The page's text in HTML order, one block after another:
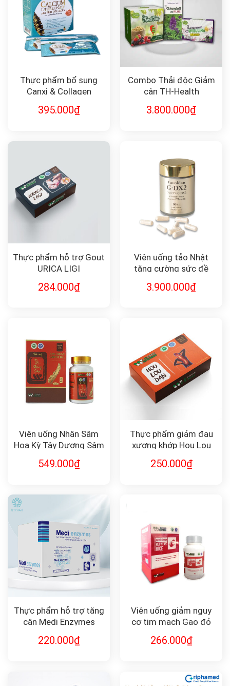
Thực phẩm bổ sung
Canxi & Collagen
Plus Fish Collagen and
395.000₫
Combo Thải độc Giảm
cân TH-Health
3.800.000₫
Thực phẩm hỗ trợ Gout
URICA LIGI
284.000₫
Viên uống tảo Nhật
tăng cường sức đề
G•DX2
3.900.000₫
Viên uống Nhân Sâm
Hoa Kỳ Tây Dương Sâm
549.000₫
Thực phẩm giảm đau
xương khớp Hou Lou
250.000₫
Thực phẩm hỗ trợ tăng
cân Medi Enzymes
220.000₫
Viên uống giảm nguy
cơ tim mạch Gạo đỏ
266.000₫